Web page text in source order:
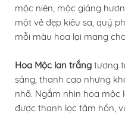
mộc niên, mộc giáng
một vẻ đẹp kiêu sa, quý
mỗi màu hoa lại mang
Hoa Mộc lan trắng tương
sáng, thanh cao nhưng
nhã. Ngắm nhìn hoa
được thanh lọc tâm hồn,